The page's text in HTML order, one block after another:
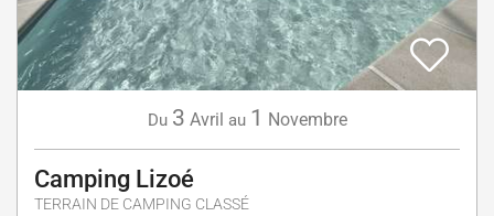
Du 3 Avril au 1 Novembre
Camping Lizoé
TERRAIN DE CAMPING CLASSÉ